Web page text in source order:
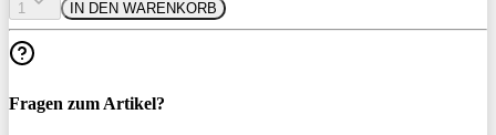
1 IN DEN WARENKORB
Fragen zum Artikel?